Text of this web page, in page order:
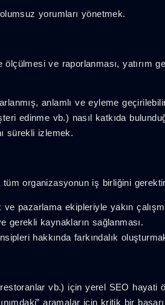
yorumları yönetmek.
ölçülmesi ve raporlanması, yatırım
anlamlı ve eyleme
edinme vb.) nasıl katkıda
sürekli izlemek.
organizasyonun iş birliğini
pazarlama ekipleriyle yakın
gerekli kaynakların sağlanması.
hakkında farkındalık
vb.) için yerel SEO hayati
aramalar için kritik bir